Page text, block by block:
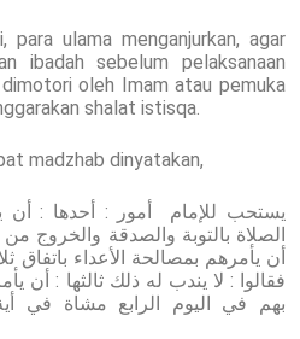
para ulama menganjurkan, agar
ibadah sebelum pelaksanaan
oleh Imam atau pemuka
shalat istisqa.
madzhab dinyatakan,
يستحب للإمام أمور : أحدها : أن
الصلاة بالتوبة والصدقة والخروج من
أن يأمرهم بمصالحة الأعداء باتفاق
فقالوا : لا يندب له ذلك ثالثها : أن
بهم في اليوم الرابع مشاة في